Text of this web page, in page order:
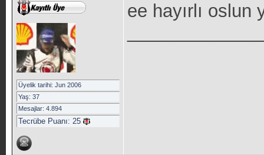
Üyelik tarihi: Jun 2006
Yaş: 37
Mesajlar: 4.894
Tecrübe Puanı: 25
ee hayırlı oslun